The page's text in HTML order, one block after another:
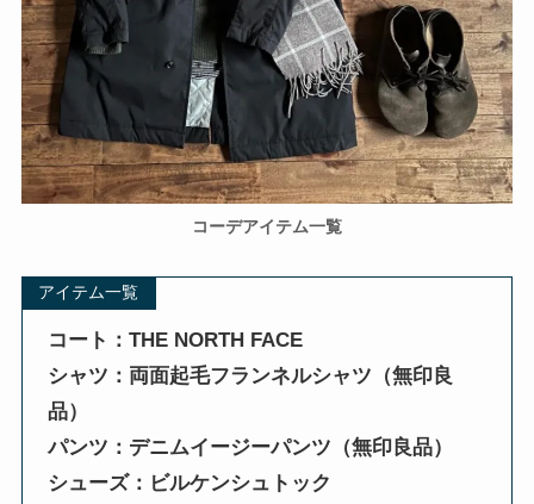
コーデアイテム一覧
アイテム一覧
コート：THE NORTH FACE
シャツ：両面起毛フランネルシャツ（無印良
品）
パンツ：デニムイージーパンツ（無印良品）
シューズ：ビルケンシュトック